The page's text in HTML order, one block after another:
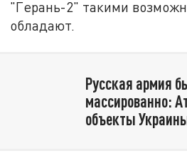
"Герань-2" такими
обладают.
Русская армия
массированно:
объекты